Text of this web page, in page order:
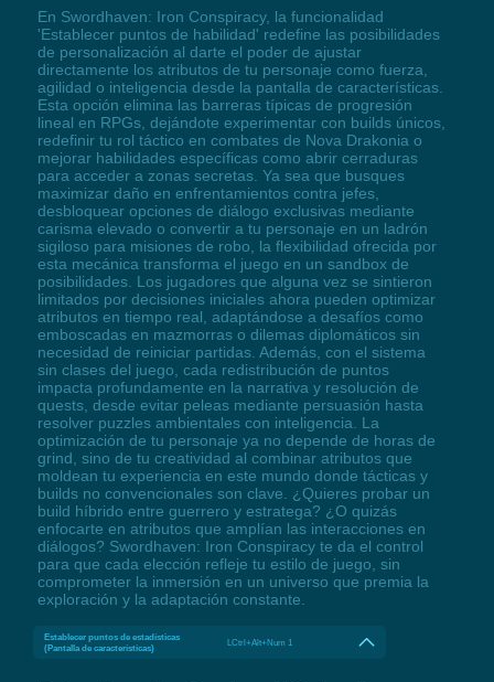
En Swordhaven: Iron Conspiracy, la funcionalidad
'Establecer puntos de habilidad' redefine las posibilidades
de personalización al darte el poder de ajustar
directamente los atributos de tu personaje como fuerza,
agilidad o inteligencia desde la pantalla de características.
Esta opción elimina las barreras típicas de progresión
lineal en RPGs, dejándote experimentar con builds únicos,
redefinir tu rol táctico en combates de Nova Drakonia o
mejorar habilidades específicas como abrir cerraduras
para acceder a zonas secretas. Ya sea que busques
maximizar daño en enfrentamientos contra jefes,
desbloquear opciones de diálogo exclusivas mediante
carisma elevado o convertir a tu personaje en un ladrón
sigiloso para misiones de robo, la flexibilidad ofrecida por
esta mecánica transforma el juego en un sandbox de
posibilidades. Los jugadores que alguna vez se sintieron
limitados por decisiones iniciales ahora pueden optimizar
atributos en tiempo real, adaptándose a desafíos como
emboscadas en mazmorras o dilemas diplomáticos sin
necesidad de reiniciar partidas. Además, con el sistema
sin clases del juego, cada redistribución de puntos
impacta profundamente en la narrativa y resolución de
quests, desde evitar peleas mediante persuasión hasta
resolver puzzles ambientales con inteligencia. La
optimización de tu personaje ya no depende de horas de
grind, sino de tu creatividad al combinar atributos que
moldean tu experiencia en este mundo donde tácticas y
builds no convencionales son clave. ¿Quieres probar un
build híbrido entre guerrero y estratega? ¿O quizás
enfocarte en atributos que amplían las interacciones en
diálogos? Swordhaven: Iron Conspiracy te da el control
para que cada elección refleje tu estilo de juego, sin
comprometer la inmersión en un universo que premia la
exploración y la adaptación constante.
Establecer puntos de estadísticas
(Pantalla de características)
LCtrl+Alt+Num 1